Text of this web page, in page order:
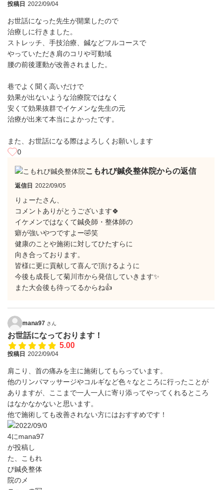
投稿日 2022/09/04
お世話になった先生が開業したので
治療しに行きました。
ストレッチ、手技治療、鍼などフルコースで
やっていただき肩のコリや可動域
腰の前後運動が改善されました。
巷でよく聞く高いだけで
効果が出ないような治療院ではなく
安くて効果抜群でイケメンな先生の元
治療が出来て本当によかったです。
また、お世話になる際はよろしくお願いします
0
こもれび鍼灸整体院からの返信
返信日 2022/09/05
りょーたさん、
コメントありがとうございます🍀
イケメンではなくて鍼灸師・整体師の
癖が強いやつですよー🤣笑
健康のことや施術に対してひたすらに
向き合っております。
皆様に更に貢献して喜んで頂けるように
今後も成長して菊川市から発信していきます✨
また大会後も待ってるからね👍
mana97 さん
お世話になっております！
5.00
投稿日 2022/09/04
肩こり、首の痛みを主に施術してもらっています。
他のリンパマッサージやコルギなど色々なところに行ったことが
ありますが、ここまで一人一人に寄り添ってやってくれるところ
はなかなかないと思います。
他で施術しても改善されない方にはおすすめです！